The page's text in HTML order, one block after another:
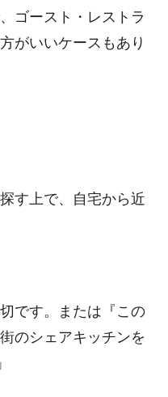
ゴースト・レストラ
がいいケースもあり
上で、自宅から近
です。または『この
のシェアキッチンを